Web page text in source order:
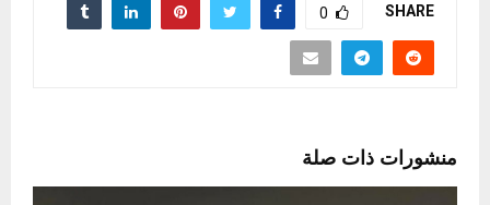
SHARE
0
منشورات ذات صلة